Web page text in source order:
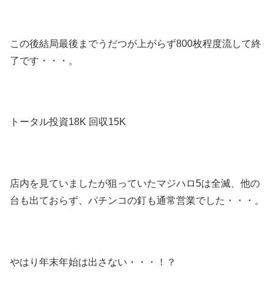
この後結局最後までうだつが上がらず800枚程度流して終
了です・・・。
トータル投資18K 回収15K
店内を見ていましたが狙っていたマジハロ5は全滅、他の
台も出ておらず、パチンコの釘も通常営業でした・・・。
やはり年末年始は出さない・・・！？